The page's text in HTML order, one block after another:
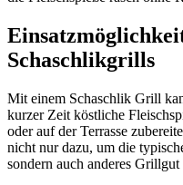
Schaschlikgrills
Mit einem Schaschlik Grill
kurzer Zeit köstliche
oder auf der Terrasse
nicht nur dazu, um die
sondern auch anderes